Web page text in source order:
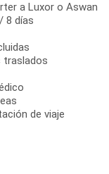
a Luxor o Aswan
8 días
traslados
de viaje